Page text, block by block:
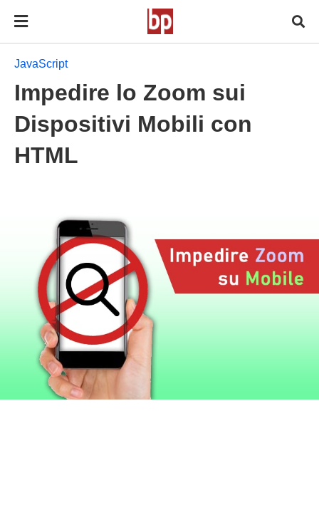
JavaScript
Impedire lo Zoom sui
Dispositivi Mobili con
HTML